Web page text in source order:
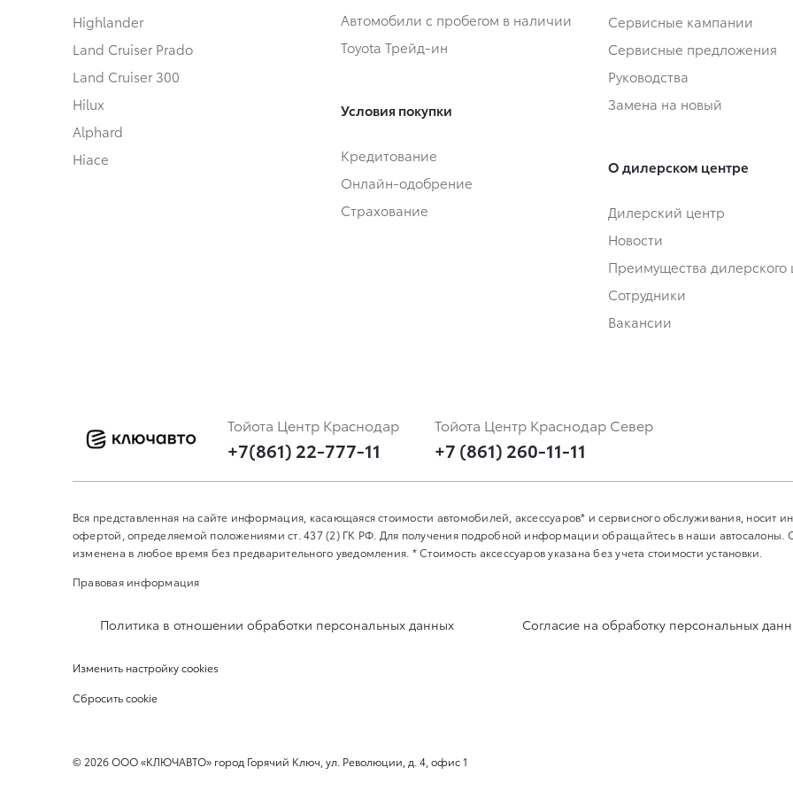
Highlander
Land Cruiser Prado
Land Cruiser 300
Hilux
Alphard
Hiace
Автомобили с пробегом в наличии
Toyota Трейд-ин
Условия покупки
Кредитование
Онлайн-одобрение
Страхование
Сервисные кампании
Сервисные предложения
Руководства
Замена на новый
О дилерском центре
Дилерский центр
Новости
Преимущества дилерского
Сотрудники
Вакансии
Тойота Центр Краснодар
+7(861) 22-777-11
Тойота Центр Краснодар Север
+7 (861) 260-11-11
Вся представленная на сайте информация, касающаяся стоимости автомобилей, аксессуаров* и сервисного обслуживания, носит
офертой, определяемой положениями ст. 437 (2) ГК РФ. Для получения подробной информации обращайтесь в наши
изменена в любое время без предварительного уведомления. * Стоимость аксессуаров указана без учета стоимости установки.
Правовая информация
Политика в отношении обработки персональных данных Согласие на обработку персональных
Изменить настройку cookies
Сбросить cookie
© 2026ООО «КЛЮЧАВТО» город Горячий Ключ, ул. Революции, д. 4, офис 1